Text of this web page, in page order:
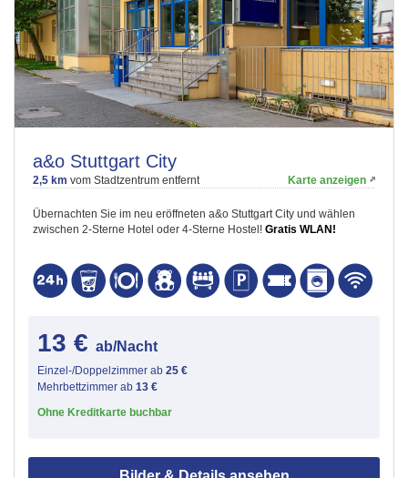
a&o Stuttgart City
2,5 km vom Stadtzentrum entfernt Karte anzeigen
Übernachten Sie im neu eröffneten a&o Stuttgart City und wählen
zwischen 2-Sterne Hotel oder 4-Sterne Hostel! Gratis WLAN!
13 € ab/Nacht
Einzel-/Doppelzimmer ab 25 €
Mehrbettzimmer ab 13 €
Ohne Kreditkarte buchbar